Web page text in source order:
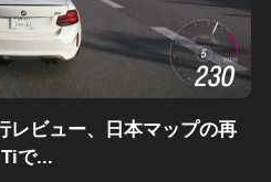
レビュー、日本マップの再
で...